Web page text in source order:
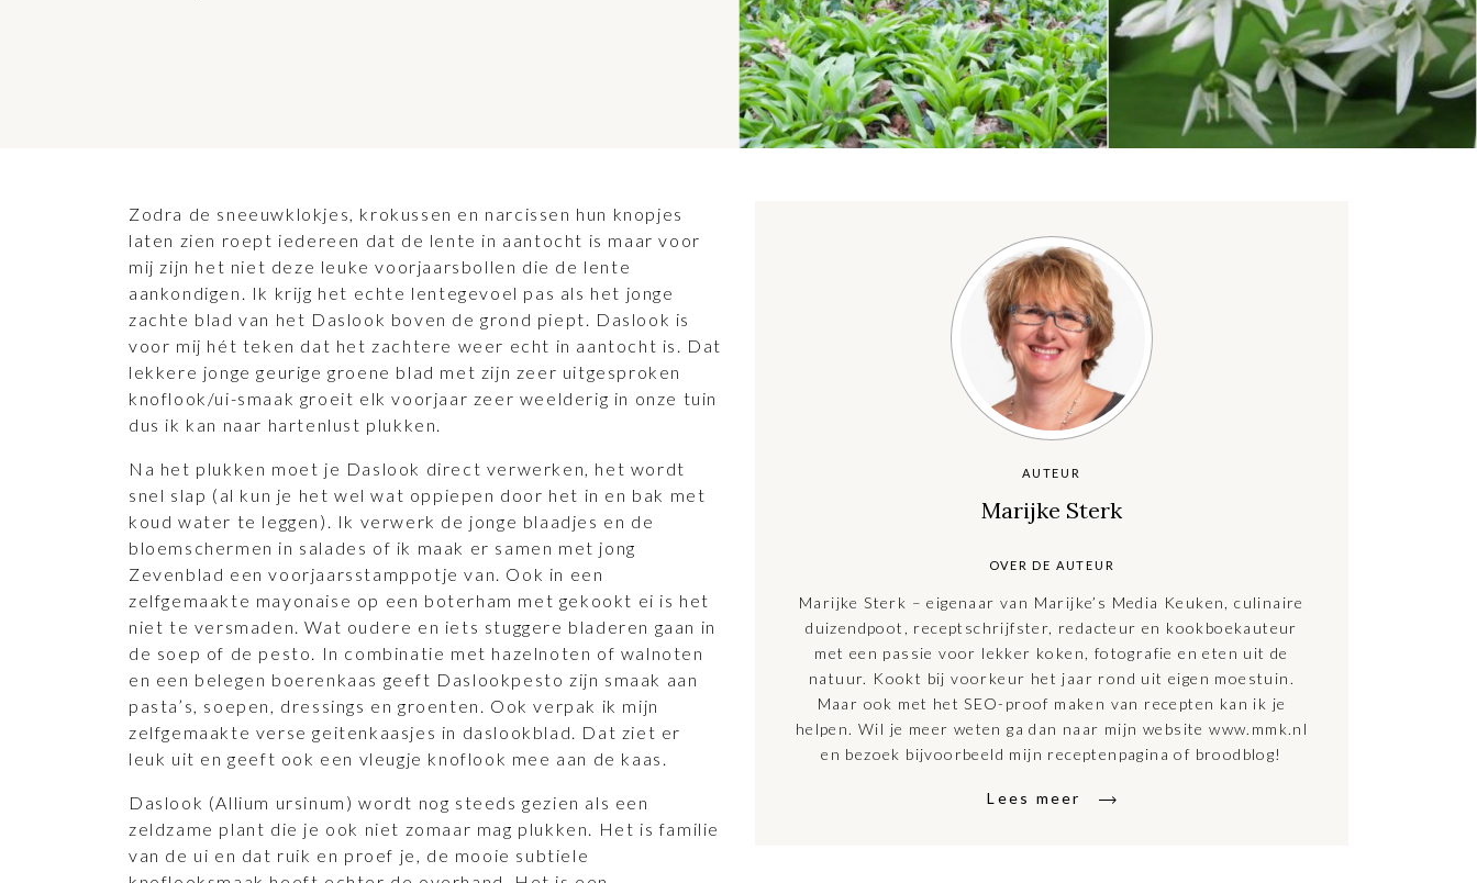
Zodra de sneeuwklokjes, krokussen en narcissen hun knopjes
laten zien roept iedereen dat de lente in aantocht is maar voor
mij zijn het niet deze leuke voorjaarsbollen die de lente
aankondigen. Ik krijg het echte lentegevoel pas als het jonge
zachte blad van het Daslook boven de grond piept. Daslook is
voor mij hét teken dat het zachtere weer echt in aantocht is. Dat
lekkere jonge geurige groene blad met zijn zeer uitgesproken
knoflook/ui-smaak groeit elk voorjaar zeer weelderig in onze tuin
dus ik kan naar hartenlust plukken.
Na het plukken moet je Daslook direct verwerken, het wordt
snel slap (al kun je het wel wat oppiepen door het in en bak met
koud water te leggen). Ik verwerk de jonge blaadjes en de
bloemschermen in salades of ik maak er samen met jong
Zevenblad een voorjaarsstamppotje van. Ook in een
zelfgemaakte mayonaise op een boterham met gekookt ei is het
niet te versmaden. Wat oudere en iets stuggere bladeren gaan in
de soep of de pesto. In combinatie met hazelnoten of walnoten
en een belegen boerenkaas geeft Daslookpesto zijn smaak aan
pasta’s, soepen, dressings en groenten. Ook verpak ik mijn
zelfgemaakte verse geitenkaasjes in daslookblad. Dat ziet er
leuk uit en geeft ook een vleugje knoflook mee aan de kaas.
Daslook (Allium ursinum) wordt nog steeds gezien als een
zeldzame plant die je ook niet zomaar mag plukken. Het is familie
van de ui en dat ruik en proef je, de mooie subtiele
AUTEUR
Marijke Sterk
OVER DE AUTEUR
Marijke Sterk – eigenaar van Marijke’s Media Keuken, culinaire
duizendpoot, receptschrijfster, redacteur en kookboekauteur
met een passie voor lekker koken, fotografie en eten uit de
natuur. Kookt bij voorkeur het jaar rond uit eigen moestuin.
Maar ook met het SEO-proof maken van recepten kan ik je
helpen. Wil je meer weten ga dan naar mijn website www.mmk.nl
en bezoek bijvoorbeeld mijn receptenpagina of broodblog!
Lees meer